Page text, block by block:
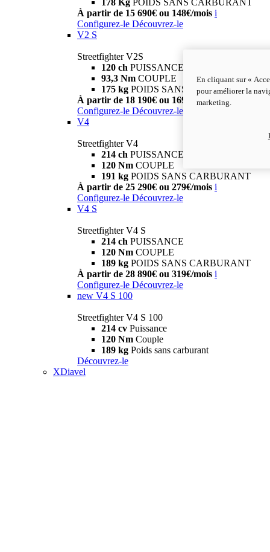
178 Kg POIDS SANS CARBURANT
À partir de 15 690€ ou 148€/mois i
Configurez-le Découvrez-le
V2 S
Streetfighter V2S
120 ch PUISSANCE
93,3 Nm COUPLE
175 kg POIDS SANS CARBURANT
À partir de 18 190€ ou 169€/mois i
Configurez-le Découvrez-le
V4
Streetfighter V4
214 ch PUISSANCE
120 Nm COUPLE
191 kg POIDS SANS CARBURANT
À partir de 25 290€ ou 279€/mois i
Configurez-le Découvrez-le
V4 S
Streetfighter V4 S
214 ch PUISSANCE
120 Nm COUPLE
189 kg POIDS SANS CARBURANT
À partir de 28 890€ ou 319€/mois i
Configurez-le Découvrez-le
new V4 S 100
Streetfighter V4 S 100
214 cv Puissance
120 Nm Couple
189 kg Poids sans carburant
Découvrez-le
XDiavel
En cliquant sur «
pour améliorer la
marketing.